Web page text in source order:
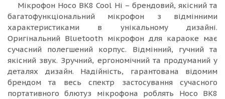
Мікрофон Hoco BK8 Cool Hi – брендовий, якісний та
багатофункціональний мікрофон з відмінними
характеристиками в унікальному дизайні.
Оригінальний Bluetooth мікрофон для караоке має
сучасний полегшений корпус. Відмінний, гучний та
якісний звук. Зручний, ергономічний та продуманий у
деталях дизайн. Надійність, гарантована відомим
брендом та весь спектр застосування сучасного
портативного блютуз мікрофона роблять Hoco BK8